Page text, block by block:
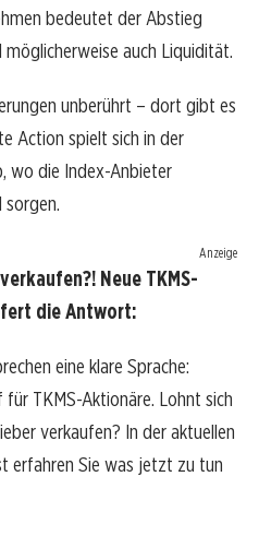
bedeutet der Abstieg
auch Liquidität.
unberührt – dort gibt es
Action spielt sich in der
wo die Index-Anbieter
Anzeige
Neue TKMS-
die Antwort:
eine klare Sprache:
TKMS-Aktionäre. Lohnt sich
verkaufen? In der aktuellen
erfahren Sie was jetzt zu tun